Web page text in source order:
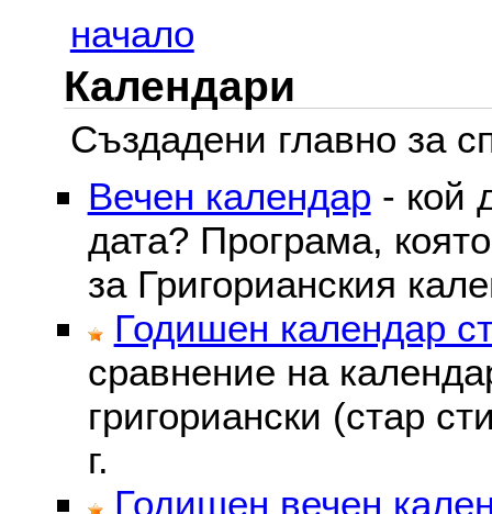
начало
Календари
Създадени главно за
Вечен календар - кой
дата? Програма,
за Григорианския
Годишен календар
сравнение на
григориански (стар
г.
Годишен вечен